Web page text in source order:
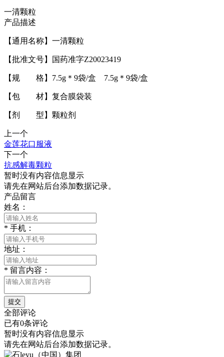
一清颗粒
产品描述
【通用名称】一清颗粒
【批准文号】国药准字Z20023419
【规 格】7.5g＊9袋/盒 7.5g＊9袋/盒
【包 材】复合膜袋装
【剂 型】颗粒剂
上一个
金莲花口服液
下一个
抗感解毒颗粒
暂时没有内容信息显示
请先在网站后台添加数据记录。
产品留言
姓名：
* 手机：
地址：
* 留言内容：
提交
全部评论
已有0条评论
暂时没有内容信息显示
请先在网站后台添加数据记录。